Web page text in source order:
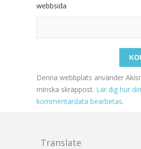
webbsida
Denna webbplats använder
minska skräppost. Lär dig hur din
kommentardata bearbetas.
Translate